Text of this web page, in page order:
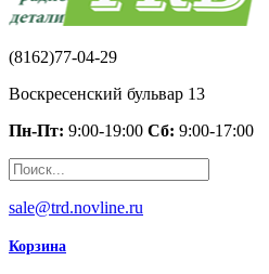
(8162)77-04-29
Воскресенский бульвар 13
Пн-Пт: 9:00-19:00 Сб: 9:00-17:00
sale@trd.novline.ru
Корзина